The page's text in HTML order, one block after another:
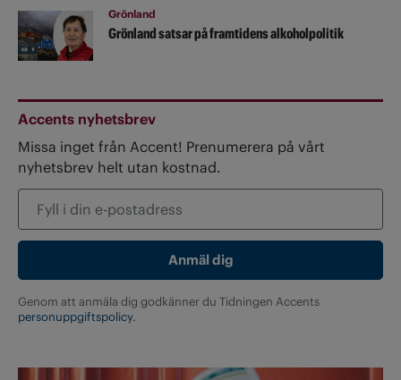
Grönland
Grönland satsar på framtidens alkoholpolitik
Accents nyhetsbrev
Missa inget från Accent! Prenumerera på vårt
nyhetsbrev helt utan kostnad.
Genom att anmäla dig godkänner du Tidningen Accents
personuppgiftspolicy.